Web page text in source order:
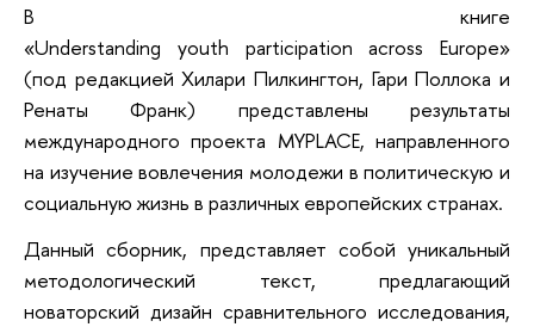
В книге
«Understanding youth participation across Europe»
(под редакцией Хилари Пилкингтон, Гари Поллока и
Ренаты Франк) представлены результаты
международного проекта MYPLACE, направленного
на изучение вовлечения молодежи в политическую и
социальную жизнь в различных европейских странах.
Данный сборник, представляет собой уникальный
методологический текст, предлагающий
новаторский дизайн сравнительного исследования,